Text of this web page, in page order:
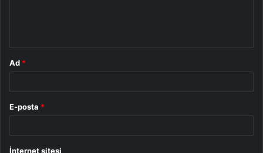
Ad *
E-posta *
İnternet sitesi